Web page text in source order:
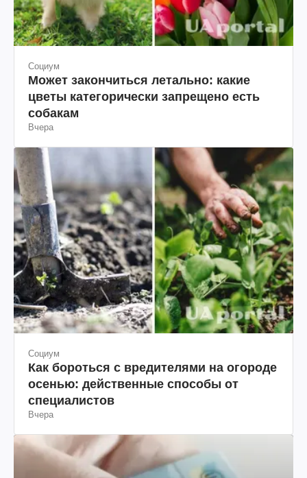
Социум
Может закончиться летально: какие
цветы категорически запрещено есть
собакам
Вчера
Социум
Как бороться с вредителями на огороде
осенью: действенные способы от
специалистов
Вчера